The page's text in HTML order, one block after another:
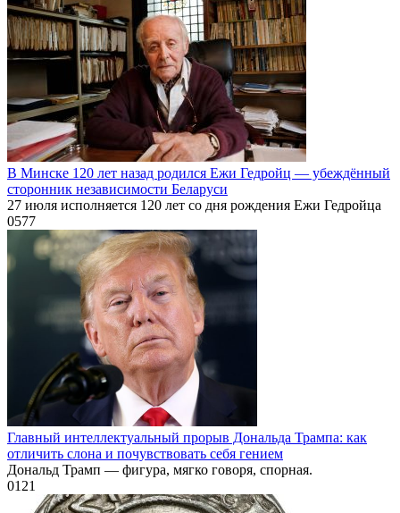
В Минске 120 лет назад родился Ежи Гедройц — убеждённый
сторонник независимости Беларуси
27 июля исполняется 120 лет со дня рождения Ежи Гедройца
0577
Главный интеллектуальный прорыв Дональда Трампа: как
отличить слона и почувствовать себя гением
Дональд Трамп — фигура, мягко говоря, спорная.
0121